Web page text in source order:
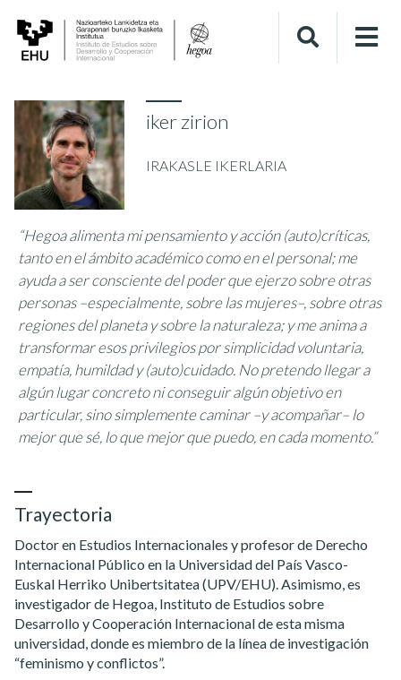
iker zirion
IRAKASLE IKERLARIA
“Hegoa alimenta mi pensamiento y acción (auto)críticas,
tanto en el ámbito académico como en el personal; me
ayuda a ser consciente del poder que ejerzo sobre otras
personas –especialmente, sobre las mujeres–, sobre otras
regiones del planeta y sobre la naturaleza; y me anima a
transformar esos privilegios por simplicidad voluntaria,
empatía, humildad y (auto)cuidado. No pretendo llegar a
algún lugar concreto ni conseguir algún objetivo en
particular, sino simplemente caminar –y acompañar– lo
mejor que sé, lo que mejor que puedo, en cada momento.”
Trayectoria
Doctor en Estudios Internacionales y profesor de Derecho
Internacional Público en la Universidad del País Vasco-
Euskal Herriko Unibertsitatea (UPV/EHU). Asimismo, es
investigador de Hegoa, Instituto de Estudios sobre
Desarrollo y Cooperación Internacional de esta misma
universidad, donde es miembro de la línea de investigación
“feminismo y conflictos”.